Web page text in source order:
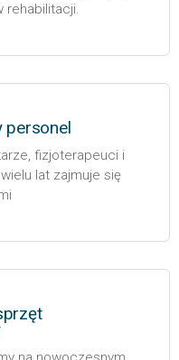
rehabilitacji.
personel
fizjoterapeuci i
lat zajmuje się